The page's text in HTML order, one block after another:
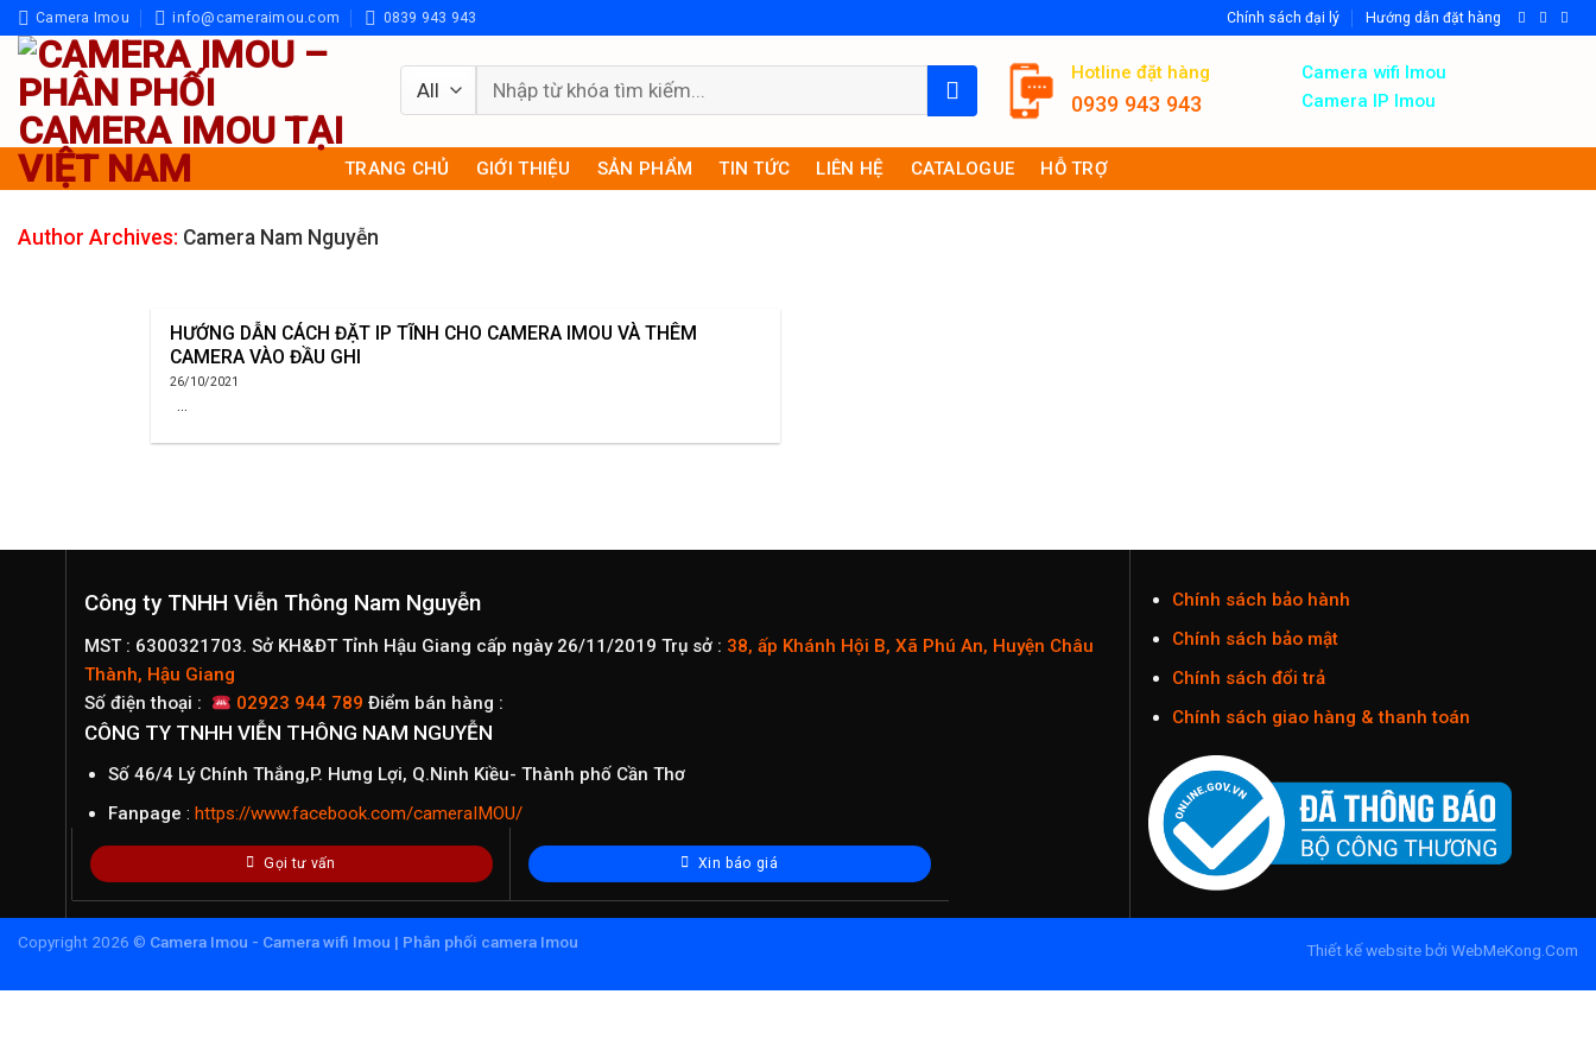
Skip
to
content
Camera Imou info@cameraimou.com 0839 943 943 Chính sách đại lý Hướng dẫn đặt hàng
Tìm
kiếm:
Hotline đặt hàng
0939 943 943
Camera wifi Imou
Camera IP Imou
TRANG CHỦ GIỚI THIỆU SẢN PHẨM TIN TỨC LIÊN HỆ CATALOGUE HỖ TRỢ
Author Archives: Camera Nam Nguyễn
HƯỚNG DẪN CÁCH ĐẶT IP TĨNH CHO CAMERA IMOU VÀ THÊM
CAMERA VÀO ĐẦU GHI
26/10/2021
Công ty TNHH Viễn Thông Nam Nguyễn
MST : 6300321703. Sở KH&ĐT Tỉnh Hậu Giang cấp ngày 26/11/2019 Trụ sở : 38, ấp Khánh Hội B, Xã Phú An, Huyện Châu
Thành, Hậu Giang
Số điện thoại :
02923 944 789 Điểm bán hàng :
CÔNG TY TNHH VIỄN THÔNG NAM NGUYỄN
Số 46/4 Lý Chính Thắng,P. Hưng Lợi, Q.Ninh Kiều- Thành phố Cần Thơ
Fanpage : https://www.facebook.com/cameraIMOU/
Gọi tư vấn Xin báo giá
Chính sách bảo hành
Chính sách bảo mật
Chính sách đổi trả
Chính sách giao hàng & thanh toán
Thiết kế websitebởiWebMeKong.Com
Copyright 2026 © Camera Imou - Camera wifi Imou | Phân phối camera Imou